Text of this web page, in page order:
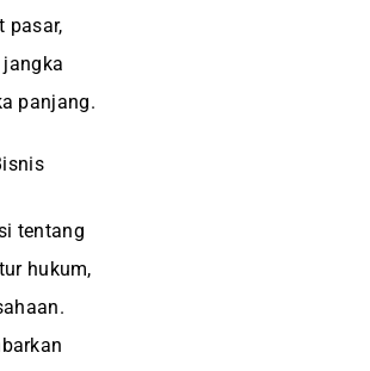
pasar,
panjang.
tentang
hukum,